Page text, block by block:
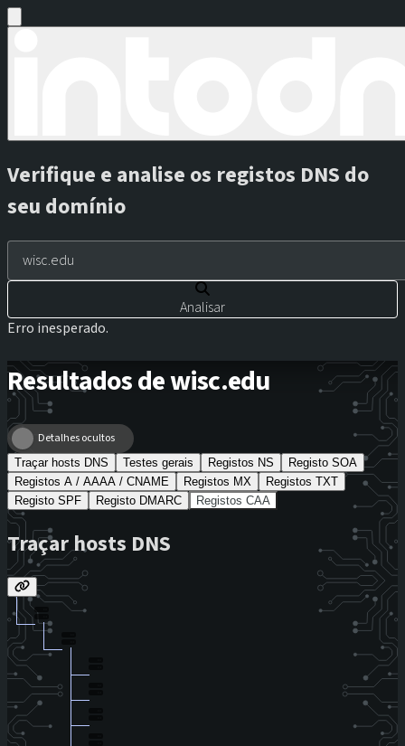
Verifique e analise os registos DNS do
seu domínio
Analisar
Erro inesperado.
Resultados de wisc.edu
Detalhes ocultos
Traçar hosts DNS Testes gerais Registos NS
Registo SOA
Registos A / AAAA / CNAME
Registos MX
Registos TXT
Registo SPF
Registo DMARC Registos CAA
Traçar hosts DNS